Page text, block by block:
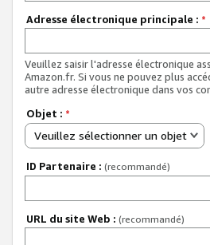
Adresse électronique principale : *
Veuillez saisir l'adresse électronique
Amazon.fr. Si vous ne pouvez plus
autre adresse électronique dans vos
Objet : *
Veuillez sélectionner un objet
ID Partenaire : (recommandé)
URL du site Web : (recommandé)